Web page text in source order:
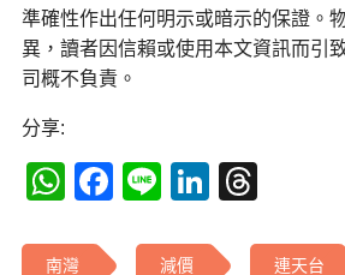
準確性作出任何明示或暗示的保證。
異，讀者因信賴或使用本文資訊而引
司概不負責。
分享:
WhatsApp
Facebook
Line
南灣 減價 連天台